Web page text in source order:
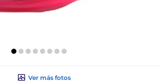
Ver más fotos